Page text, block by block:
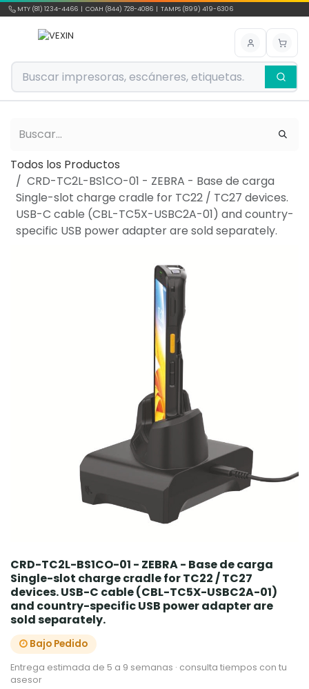
Ir al contenido
MTY (81) 1234-4466 | COAH (844) 728-4086 | TAMPS (899) 419-6306
Todos los Productos
CRD-TC2L-BS1CO-01 - ZEBRA - Base de carga
Single-slot charge cradle for TC22 / TC27 devices.
USB-C cable (CBL-TC5X-USBC2A-01) and country-
specific USB power adapter are sold separately.
CRD-TC2L-BS1CO-01 - ZEBRA - Base de carga
Single-slot charge cradle for TC22 / TC27
devices. USB-C cable (CBL-TC5X-USBC2A-01)
and country-specific USB power adapter are
sold separately.
Bajo Pedido
Entrega estimada de 5 a 9 semanas · consulta tiempos con tu
asesor